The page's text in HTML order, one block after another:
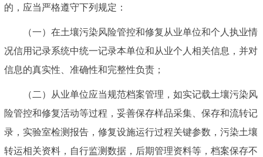
的，应当严格遵守下列规定：
（一）在土壤污染风险管控和修复从业单位和个人执业情
况信用记录系统中统一记录本单位和从业个人相关信息，并对
信息的真实性、准确性和完整性负责；
（二）从业单位应当规范档案管理，如实记载土壤污染风
险管控和修复活动等过程，妥善保存样品采集、保存和流转记
录，实验室检测报告，修复设施运行过程关键参数，污染土壤
转运相关资料，自行监测数据，后期管理资料等，档案保存不